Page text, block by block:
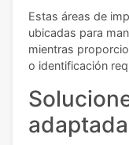
Estas áreas de
ubicadas para
mientras
o identificación